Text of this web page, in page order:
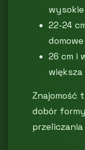
22-24
26 cm i
Znajomość
dobór